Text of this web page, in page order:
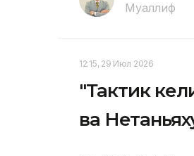
Муаллиф
12:15, 29 Июл 2026
"Тактик
ва